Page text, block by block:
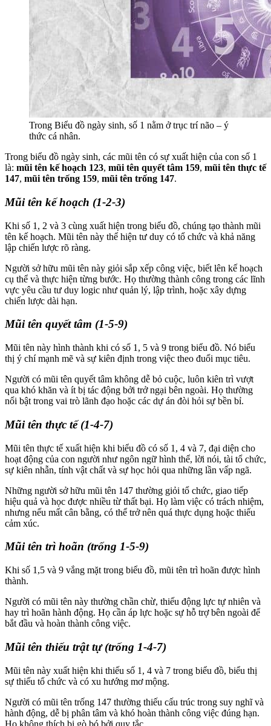
Trong Biểu đồ ngày sinh, số 1 nằm ở trục trí não – ý
thức cá nhân.
Trong biểu đồ ngày sinh, các mũi tên có sự xuất hiện của con số 1
là: mũi tên kế hoạch 123, mũi tên quyết tâm 159, mũi tên thực tế
147, mũi tên trống 159, mũi tên trống 147.
Mũi tên kế hoạch (1-2-3)
Khi số 1, 2 và 3 cùng xuất hiện trong biểu đồ, chúng tạo thành mũi
tên kế hoạch. Mũi tên này thể hiện tư duy có tổ chức và khả năng
lập chiến lược rõ ràng.
Người sở hữu mũi tên này giỏi sắp xếp công việc, biết lên kế hoạch
cụ thể và thực hiện từng bước. Họ thường thành công trong các lĩnh
vực yêu cầu tư duy logic như quản lý, lập trình, hoặc xây dựng
chiến lược dài hạn.
Mũi tên quyết tâm (1-5-9)
Mũi tên này hình thành khi có số 1, 5 và 9 trong biểu đồ. Nó biểu
thị ý chí mạnh mẽ và sự kiên định trong việc theo đuổi mục tiêu.
Người có mũi tên quyết tâm không dễ bỏ cuộc, luôn kiên trì vượt
qua khó khăn và ít bị tác động bởi trở ngại bên ngoài. Họ thường
nổi bật trong vai trò lãnh đạo hoặc các dự án đòi hỏi sự bền bỉ.
Mũi tên thực tế (1-4-7)
Mũi tên thực tế xuất hiện khi biểu đồ có số 1, 4 và 7, đại diện cho
hoạt động của con người như ngôn ngữ hình thể, lời nói, tài tổ chức,
sự kiên nhẫn, tính vật chất và sự học hỏi qua những lần vấp ngã.
Những người sở hữu mũi tên 147 thường giỏi tổ chức, giao tiếp
hiệu quả và học được nhiều từ thất bại. Họ làm việc có trách nhiệm,
nhưng nếu mất cân bằng, có thể trở nên quá thực dụng hoặc thiếu
cảm xúc.
Mũi tên trì hoãn (trống 1-5-9)
Khi số 1,5 và 9 vắng mặt trong biểu đồ, mũi tên trì hoãn được hình
thành.
Người có mũi tên này thường chần chừ, thiếu động lực tự nhiên và
hay trì hoãn hành động. Họ cần áp lực hoặc sự hỗ trợ bên ngoài để
bắt đầu và hoàn thành công việc.
Mũi tên thiếu trật tự (trống 1-4-7)
Mũi tên này xuất hiện khi thiếu số 1, 4 và 7 trong biểu đồ, biểu thị
sự thiếu tổ chức và có xu hướng mơ mộng.
Người có mũi tên trống 147 thường thiếu cấu trúc trong suy nghĩ và
hành động, dễ bị phân tâm và khó hoàn thành công việc đúng hạn.
Họ không thích bị gò bó bởi quy tắc.